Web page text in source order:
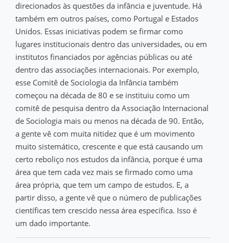
direcionados às questões da infância e juventude. Há
também em outros países, como Portugal e Estados
Unidos. Essas iniciativas podem se firmar como
lugares institucionais dentro das universidades, ou em
institutos financiados por agências públicas ou até
dentro das associações internacionais. Por exemplo,
esse Comitê de Sociologia da Infância também
começou na década de 80 e se instituiu como um
comitê de pesquisa dentro da Associação Internacional
de Sociologia mais ou menos na década de 90. Então,
a gente vê com muita nitidez que é um movimento
muito sistemático, crescente e que está causando um
certo reboliço nos estudos da infância, porque é uma
área que tem cada vez mais se firmado como uma
área própria, que tem um campo de estudos. E, a
partir disso, a gente vê que o número de publicações
científicas tem crescido nessa área específica. Isso é
um dado importante.